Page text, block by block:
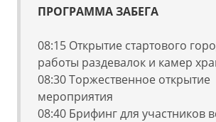
ПРОГРАММА ЗАБЕГА
08:15 Открытие стартового
работы раздевалок и камер
08:30 Торжественное открытие
мероприятия
08:40 Брифинг для участников